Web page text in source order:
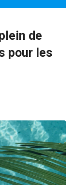
de
pour les